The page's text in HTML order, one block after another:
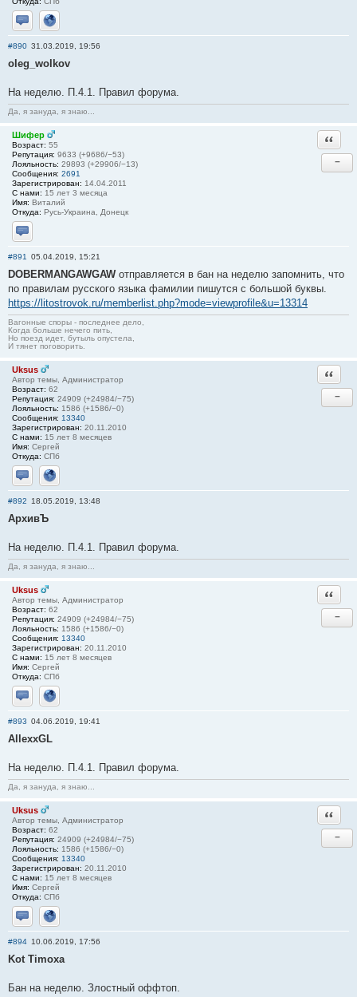
Отправить личное сообщение
Сайт
#890 31.03.2019, 19:56
oleg_wolkov
На неделю. П.4.1. Правил форума.
Да, я зануда, я знаю...
Шифер
Возраст: 55
Репутация: 9633 (+9686/−53)
Лояльность: 29893 (+29906/−13)
Сообщения: 2691
Зарегистрирован: 14.04.2011
С нами: 15 лет 3 месяца
Имя: Виталий
Откуда: Русь-Украина, Донецк
Отправить личное сообщение
−
#891 05.04.2019, 15:21
DOBERMANGAWGAW отправляется в бан на неделю запомнить, что
по правилам русского языка фамилии пишутся с большой буквы.
https://litostrovok.ru/memberlist.php?mode=viewprofile&u=13314
Вагонные споры - последнее дело,
Когда больше нечего пить,
Но поезд идет, бутыль опустела,
И тянет поговорить.
Uksus
Автор темы, Администратор
Возраст: 62
Репутация: 24909 (+24984/−75)
Лояльность: 1586 (+1586/−0)
Сообщения: 13340
Зарегистрирован: 20.11.2010
С нами: 15 лет 8 месяцев
Имя: Сергей
Откуда: СПб
Отправить личное сообщение
Сайт
−
#892 18.05.2019, 13:48
АрхивЪ
На неделю. П.4.1. Правил форума.
Да, я зануда, я знаю...
Uksus
Автор темы, Администратор
Возраст: 62
Репутация: 24909 (+24984/−75)
Лояльность: 1586 (+1586/−0)
Сообщения: 13340
Зарегистрирован: 20.11.2010
С нами: 15 лет 8 месяцев
Имя: Сергей
Откуда: СПб
Отправить личное сообщение
Сайт
−
#893 04.06.2019, 19:41
AllexxGL
На неделю. П.4.1. Правил форума.
Да, я зануда, я знаю...
Uksus
Автор темы, Администратор
Возраст: 62
Репутация: 24909 (+24984/−75)
Лояльность: 1586 (+1586/−0)
Сообщения: 13340
Зарегистрирован: 20.11.2010
С нами: 15 лет 8 месяцев
Имя: Сергей
Откуда: СПб
Отправить личное сообщение
Сайт
−
#894 10.06.2019, 17:56
Kot Timoxa
Бан на неделю. Злостный оффтоп.